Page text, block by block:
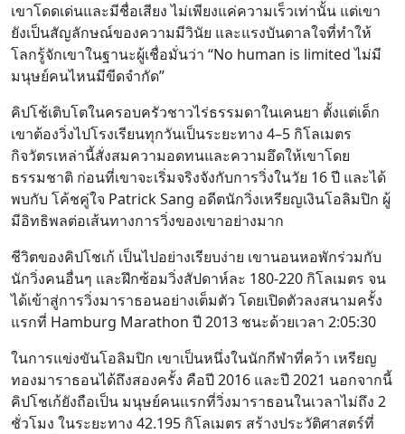
เขาโดดเด่นและมีชื่อเสียง ไม่เพียงแค่ความเร็วเท่านั้น แต่เขา
ยังเป็นสัญลักษณ์ของความมีวินัย และแรงบันดาลใจที่ทำให้
โลกรู้จักเขาในฐานะผู้เชื่อมั่นว่า “No human is limited ไม่มี
มนุษย์คนไหนมีขีดจำกัด”
คิปโช้เติบโตในครอบครัวชาวไร่ธรรมดาในเคนยา ตั้งแต่เด็ก
เขาต้องวิ่งไปโรงเรียนทุกวันเป็นระยะทาง 4–5 กิโลเมตร
กิจวัตรเหล่านี้สั่งสมความอดทนและความอึดให้เขาโดย
ธรรมชาติ ก่อนที่เขาจะเริ่มจริงจังกับการวิ่งในวัย 16 ปี และได้
พบกับ โค้ชคู่ใจ Patrick Sang อดีตนักวิ่งเหรียญเงินโอลิมปิก ผู้
มีอิทธิพลต่อเส้นทางการวิ่งของเขาอย่างมาก
ชีวิตของคิปโชเก้ เป็นไปอย่างเรียบง่าย เขานอนหอพักร่วมกับ
นักวิ่งคนอื่นๆ และฝึกซ้อมวิ่งสัปดาห์ละ 180-220 กิโลเมตร จน
ได้เข้าสู่การวิ่งมาราธอนอย่างเต็มตัว โดยเปิดตัวลงสนามครั้ง
แรกที่ Hamburg Marathon ปี 2013 ชนะด้วยเวลา 2:05:30
ในการแข่งขันโอลิมปิก เขาเป็นหนึ่งในนักกีฬาที่คว้า เหรียญ
ทองมาราธอนได้ถึงสองครั้ง คือปี 2016 และปี 2021 นอกจากนี้
คิปโชเก้ยังถือเป็น มนุษย์คนแรกที่วิ่งมาราธอนในเวลาไม่ถึง 2
ชั่วโมง ในระยะทาง 42.195 กิโลเมตร สร้างประวัติศาสตร์ที่